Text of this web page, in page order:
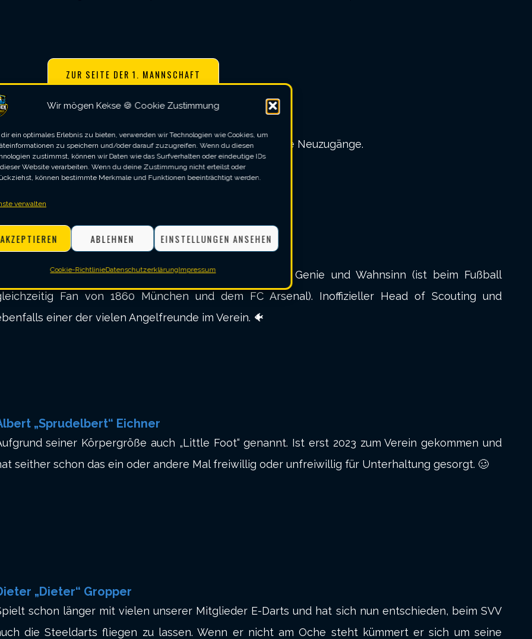
Wir mögen Kekse 🍪 Cookie Zustimmung
ein optimales Erlebnis zu bieten, verwenden wir Technologien wie Cookies, um
zu speichern und/oder darauf zuzugreifen. Wenn du diesen
zustimmst, können wir Daten wie das Surfverhalten oder eindeutige IDs
Website verarbeiten. Wenn du deine Zustimmung nicht erteilst oder
können bestimmte Merkmale und Funktionen beeinträchtigt werden.
verwalten
AKZEPTIEREN ABLEHNEN EINSTELLUNGEN ANSEHEN
Cookie-RichtlinieDatenschutzerklärungImpressum
ZUR SEITE DER 1. MANNSCHAFT
SVV und ab sofort sportliche Heimat für etliche starke Neuzugänge.
mitmischen
„The Rocket“ Barry
am Oche und auch abseits davon zwischen Genie und Wahnsinn (ist beim Fußball
Fan von 1860 München und dem FC Arsenal). Inoffizieller Head of Scouting und
einer der vielen Angelfreunde im Verein. 🐠
„Sprudelbert“ Eichner
seiner Körpergröße auch „Little Foot“ genannt. Ist erst 2023 zum Verein gekommen und
seither schon das ein oder andere Mal freiwillig oder unfreiwillig für Unterhaltung gesorgt. 🥴
„Dieter“ Gropper
schon länger mit vielen unserer Mitglieder E-Darts und hat sich nun entschieden, beim SVV
die Steeldarts fliegen zu lassen. Wenn er nicht am Oche steht kümmert er sich um seine